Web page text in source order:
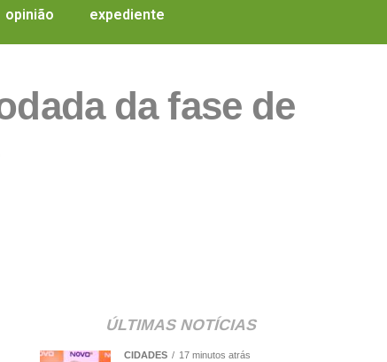
opinião expediente
da fase de
ÚLTIMAS NOTÍCIAS
CIDADES 17 minutos atrás